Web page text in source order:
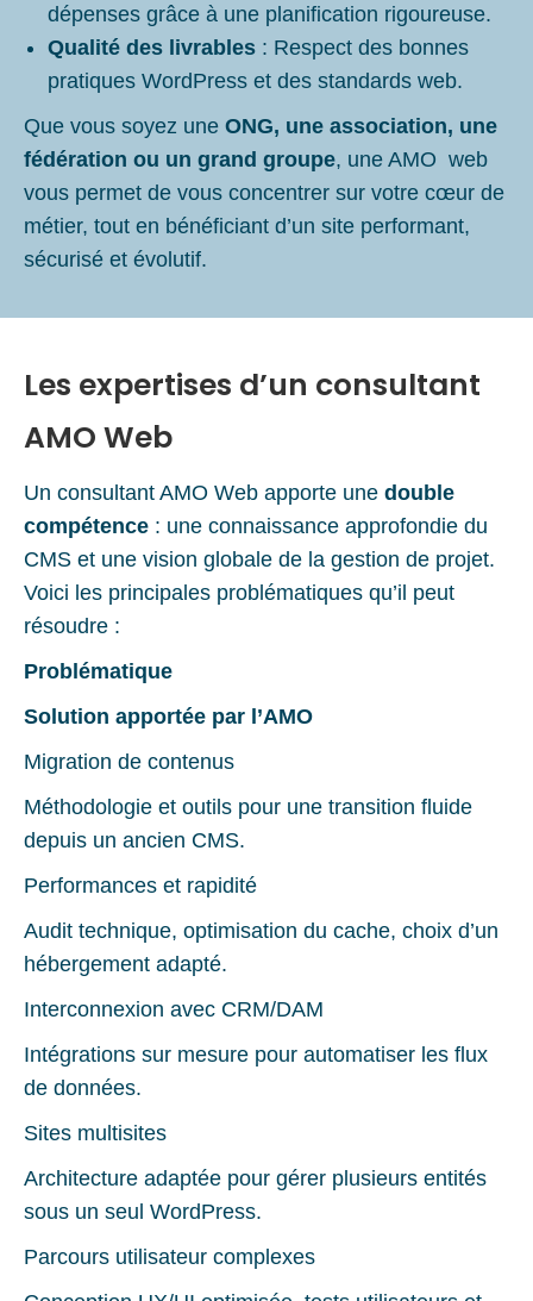
dépenses grâce à une planification rigoureuse.
Qualité des livrables : Respect des bonnes
pratiques WordPress et des standards web.
Que vous soyez une ONG, une association, une
fédération ou un grand groupe, une AMO web
vous permet de vous concentrer sur votre cœur de
métier, tout en bénéficiant d’un site performant,
sécurisé et évolutif.
Les expertises d’un consultant
AMO Web
Un consultant AMO Web apporte une double
compétence : une connaissance approfondie du
CMS et une vision globale de la gestion de projet.
Voici les principales problématiques qu’il peut
résoudre :
Problématique
Solution apportée par l’AMO
Migration de contenus
Méthodologie et outils pour une transition fluide
depuis un ancien CMS.
Performances et rapidité
Audit technique, optimisation du cache, choix d’un
hébergement adapté.
Interconnexion avec CRM/DAM
Intégrations sur mesure pour automatiser les flux
de données.
Sites multisites
Architecture adaptée pour gérer plusieurs entités
sous un seul WordPress.
Parcours utilisateur complexes